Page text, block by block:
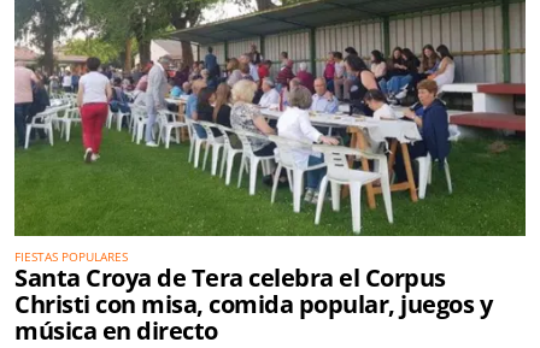
FIESTAS POPULARES
Santa Croya de Tera celebra el Corpus
Christi con misa, comida popular, juegos y
música en directo